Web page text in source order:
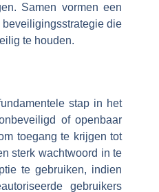
Samen vormen een
die
te houden.
stap in het
of openbaar
toegang te krijgen tot
sterk wachtwoord in te
te gebruiken, indien
gebruikers